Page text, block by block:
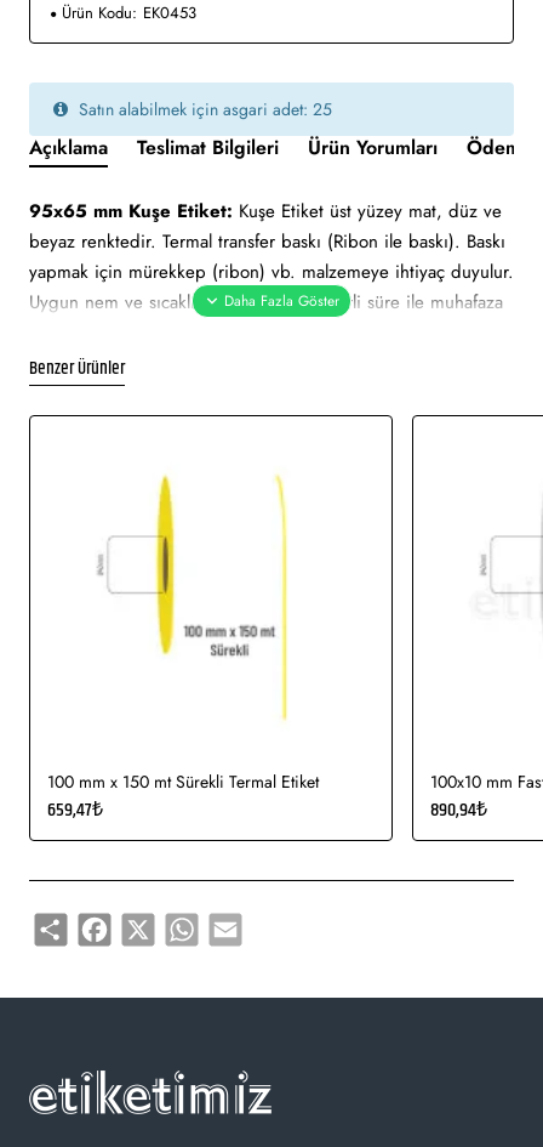
Ürün Kodu: EK0453
Satın alabilmek için asgari adet: 25
Açıklama Teslimat Bilgileri Ürün Yorumları Ödeme
95x65 mm Kuşe Etiket: Kuşe Etiket üst yüzey mat, düz ve
beyaz renktedir. Termal transfer baskı (Ribon ile baskı). Baskı
yapmak için mürekkep (ribon) vb. malzemeye ihtiyaç duyulur.
Uygun nem ve sıcaklık değerlerinde belirli süre ile muhafaza
hafif derecedeki ısılarda zarar görmez.
95x65 mm Kuşe Etiket tüm barkod yazıcılar için uygundur.
Yapışkan Türleri: Akrilik (Standart yapışkanlı tutkal), Holtmelt
(Kuvvetli yapışkan tutkal), Nonperm (İz Bırakmayan yapışkanlı
tutkal), Deep frezee (Soğuğa dayanıklı yapışkanlı tutkal)
Kullanım Alanları:
etiketi, koli üstü etiketi. Genellikle hızlı tüketim ürünlerinde
Benzer Ürünler
100 mm x 150 mt Sürekli Termal Etiket
659,47₺
100x10 mm
890,94₺
Share Facebook
X WhatsApp
Email